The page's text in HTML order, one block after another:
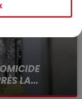
LA...
servait